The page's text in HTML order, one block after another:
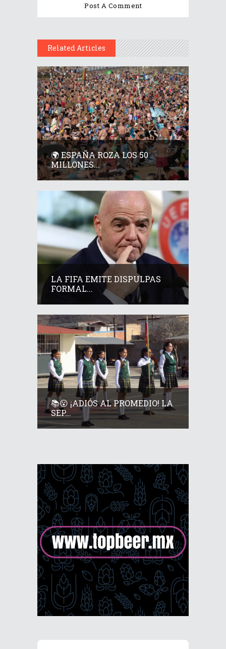
Related Articles
🌍 ESPAÑA ROZA LOS 50
MILLONES...
LA FIFA EMITE DISPULPAS
FORMAL...
📚😮 ¡ADIÓS AL PROMEDIO! LA
SEP...